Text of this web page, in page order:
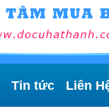
Tin tức Liên